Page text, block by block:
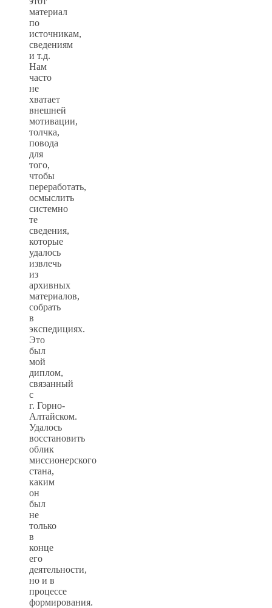
материал
по
источникам,
сведениям
и т.д.
Нам
часто
не
хватает
внешней
мотивации,
толчка,
повода
для
того,
чтобы
переработать,
осмыслить
системно
те
сведения,
которые
удалось
извлечь
из
архивных
материалов,
собрать
в
экспедициях.
Это
был
мой
диплом,
связанный
с
г. Горно-
Алтайском.
Удалось
восстановить
облик
миссионерского
стана,
каким
он
был
не
только
в
конце
его
деятельности,
но и в
процессе
формирования.